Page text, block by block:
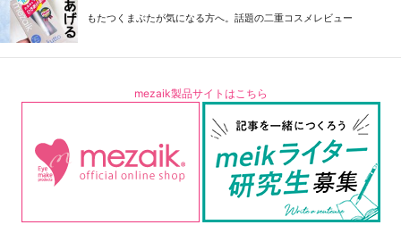
もたつくまぶたが気になる方へ。話題の二重コスメレビュー
mezaik製品サイトはこちら